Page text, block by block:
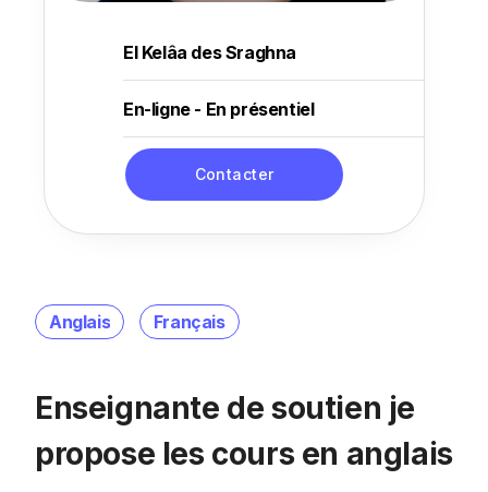
Anglais Français
Enseignante de soutien je
propose les cours en anglais
El Kelâa des Sraghna
En-ligne - En présentiel
Contacter